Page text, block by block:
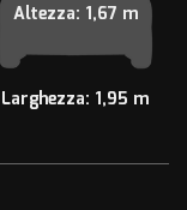
Altezza: 1,67 m
Larghezza: 1,95 m